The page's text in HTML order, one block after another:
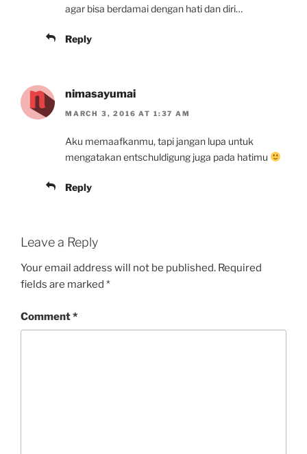
agar bisa berdamai dengan hati dan diri…
Reply
nimasayumai
MARCH 3, 2016 AT 1:37 AM
Aku memaafkanmu, tapi jangan lupa untuk
mengatakan entschuldigung juga pada hatimu
Reply
Leave a Reply
Your email address will not be published. Required
fields are marked *
Comment*